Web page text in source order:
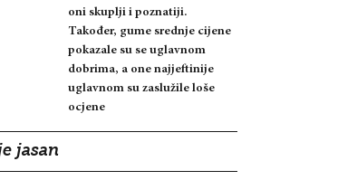
oni skuplji i poznatiji.
Također, gume srednje cijene
pokazale su se uglavnom
dobrima, a one najjeftinije
uglavnom su zaslužile loše
ocjene
jasan